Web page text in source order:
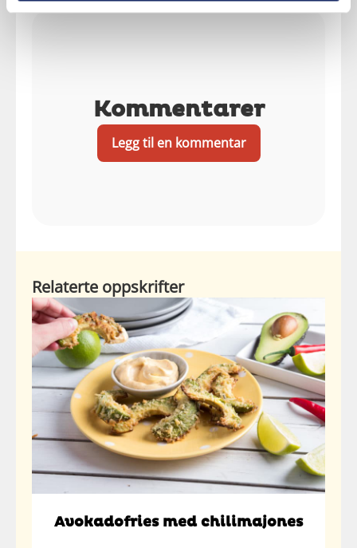
Kommentarer
Legg til en kommentar
Relaterte oppskrifter
Avokadofries med chilimajones